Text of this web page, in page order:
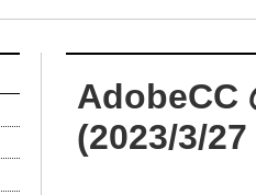
AdobeCC
(2023/3/